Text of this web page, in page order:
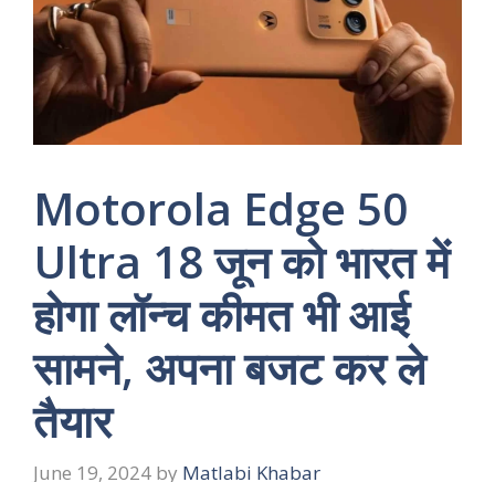
Motorola Edge 50
Ultra 18 जून को भारत में
होगा लॉन्च कीमत भी आई
सामने, अपना बजट कर ले
तैयार
June 19, 2024 by Matlabi Khabar